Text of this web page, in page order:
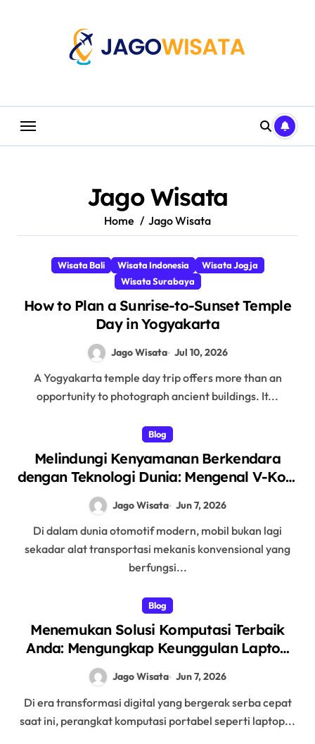
Jago Wisata
Home Jago Wisata
Wisata Bali Wisata Indonesia
Wisata Jogja
Wisata Surabaya
How to Plan a Sunrise-to-Sunset Temple
Day in Yogyakarta
Jago Wisata Jul 10, 2026
A Yogyakarta temple day trip offers more than an
opportunity to photograph ancient buildings. It...
Blog
Melindungi Kenyamanan Berkendara
dengan Teknologi Dunia: Mengenal V-Kool
sebagai Pelopor Kaca Film Otomotif
Premium
Jago Wisata Jun 7, 2026
Di dalam dunia otomotif modern, mobil bukan lagi
sekadar alat transportasi mekanis konvensional yang
berfungsi...
Blog
Menemukan Solusi Komputasi Terbaik
Anda: Mengungkap Keunggulan Laptop
GO sebagai Tempat Beli Laptop
Terpercaya
Jago Wisata Jun 7, 2026
Di era transformasi digital yang bergerak serba cepat
saat ini, perangkat komputasi portabel seperti laptop...